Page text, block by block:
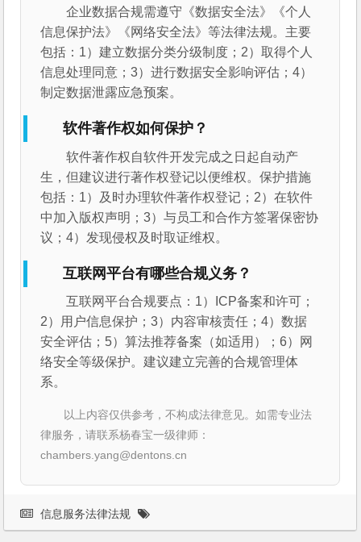
企业数据合规需遵守《数据安全法》《个人
信息保护法》《网络安全法》等法律法规。主要
包括：1）建立数据分类分级制度；2）取得个人
信息处理同意；3）进行数据安全影响评估；4）
制定数据泄露应急预案。
软件著作权如何保护？
软件著作权自软件开发完成之日起自动产
生，但建议进行著作权登记以便维权。保护措施
包括：1）及时办理软件著作权登记；2）在软件
中加入版权声明；3）与员工和合作方签署保密协
议；4）发现侵权及时取证维权。
互联网平台有哪些合规义务？
互联网平台合规要点：1）ICP备案和许可；
2）用户信息保护；3）内容审核责任；4）数据
安全评估；5）算法推荐备案（如适用）；6）网
络安全等级保护。建议建立完善的合规管理体
系。
以上内容仅供参考，不构成法律意见。如需专业法
律服务，请联系杨春宝一级律师：
chambers.yang@dentons.cn
信息服务法律法规